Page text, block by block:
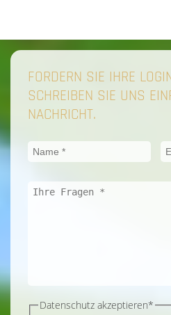
FORDERN SIE IHRE
SCHREIBEN SIE UNS
NACHRICHT.
Pflichtfeld
Datenschutz akzeptieren*